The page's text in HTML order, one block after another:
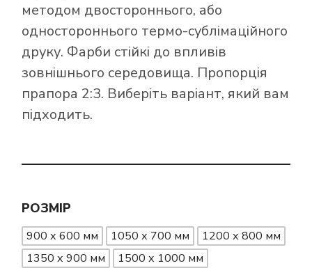
методом двостороннього, або
одностороннього термо-сублімаційного
друку. Фарби стійкі до впливів
зовнішнього середовища. Пропорція
прапора 2:3. Виберіть варіант, який вам
підходить.
РОЗМІР
900 х 600 мм 1050 х 700 мм
1200 х 800 мм
1350 х 900 мм
1500 х 1000 мм